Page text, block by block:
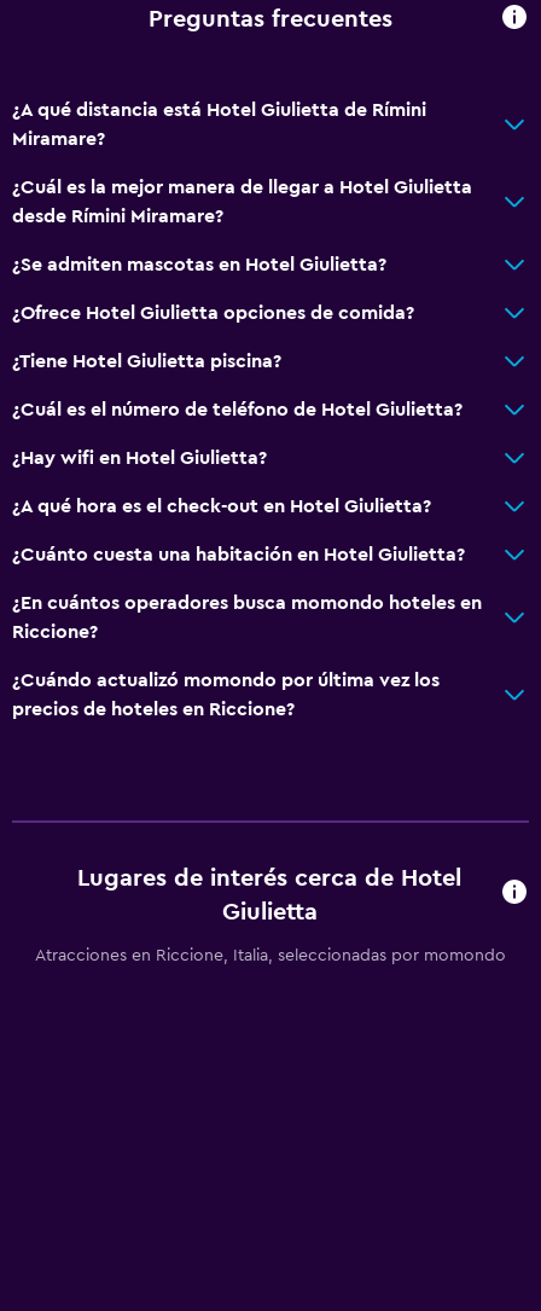
Preguntas frecuentes
¿A qué distancia está Hotel Giulietta de Rímini
Miramare?
¿Cuál es la mejor manera de llegar a Hotel Giulietta
desde Rímini Miramare?
¿Se admiten mascotas en Hotel Giulietta?
¿Ofrece Hotel Giulietta opciones de comida?
¿Tiene Hotel Giulietta piscina?
¿Cuál es el número de teléfono de Hotel Giulietta?
¿Hay wifi en Hotel Giulietta?
¿A qué hora es el check-out en Hotel Giulietta?
¿Cuánto cuesta una habitación en Hotel Giulietta?
¿En cuántos operadores busca momondo hoteles en
Riccione?
¿Cuándo actualizó momondo por última vez los
precios de hoteles en Riccione?
Lugares de interés cerca de Hotel
Giulietta
Atracciones en Riccione, Italia, seleccionadas por momondo